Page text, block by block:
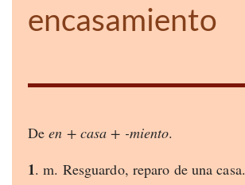
encasamiento
Deen + casa + -miento.
1. m. Resguardo, reparo de una casa.